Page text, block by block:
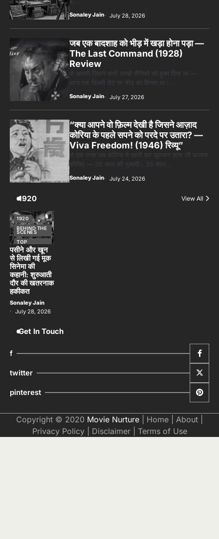
Review
वो आदमी जिसने कभी लाखों सैनिकों को हुक्म दिया था —
July 27, 2026
“क्या आपने वो फ़िल्म देखी है जिसने आज़ाद
कोरिया के पहले सपने को परदे पर उतारा? —
Viva Freedom! (1946) रिव्यू”
वो एक लम्हा जब कोरिया ने पहली बार खुलकर सांस ली कल्पना
Sonaley Jain July 24, 2026
1920 View All
1920
BEHIND THE
SCENES
TOP
से लिखी गई मूक
कहानी: शुरुआती
दौर की खतरनाक
हकीकत
Sonaley Jain
July 28, 2026
Get In Touch
f
twitter
pinterest
|
Privacy Policy|Disclaimer|Terms of Use